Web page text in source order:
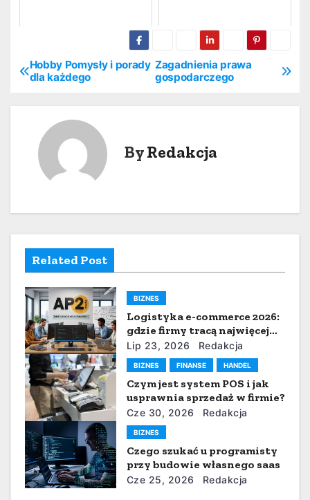
N
a
a
w
p
i
s
u
Zagadnienia prawa
gospodarczego
Hobby Pomysły i porady
dla każdego
ByRedakcja
Related Post
BIZNES
Logistyka e-commerce 2026:
gdzie firmy tracą najwięcej
czasu i pieniędzy
Lip 23, 2026 Redakcja
BIZNES FINANSE HANDEL
Czym jest system POS i jak
usprawnia sprzedaż w firmie?
Cze 30, 2026 Redakcja
BIZNES
Czego szukać u programisty
przy budowie własnego saas
Cze 25, 2026 Redakcja